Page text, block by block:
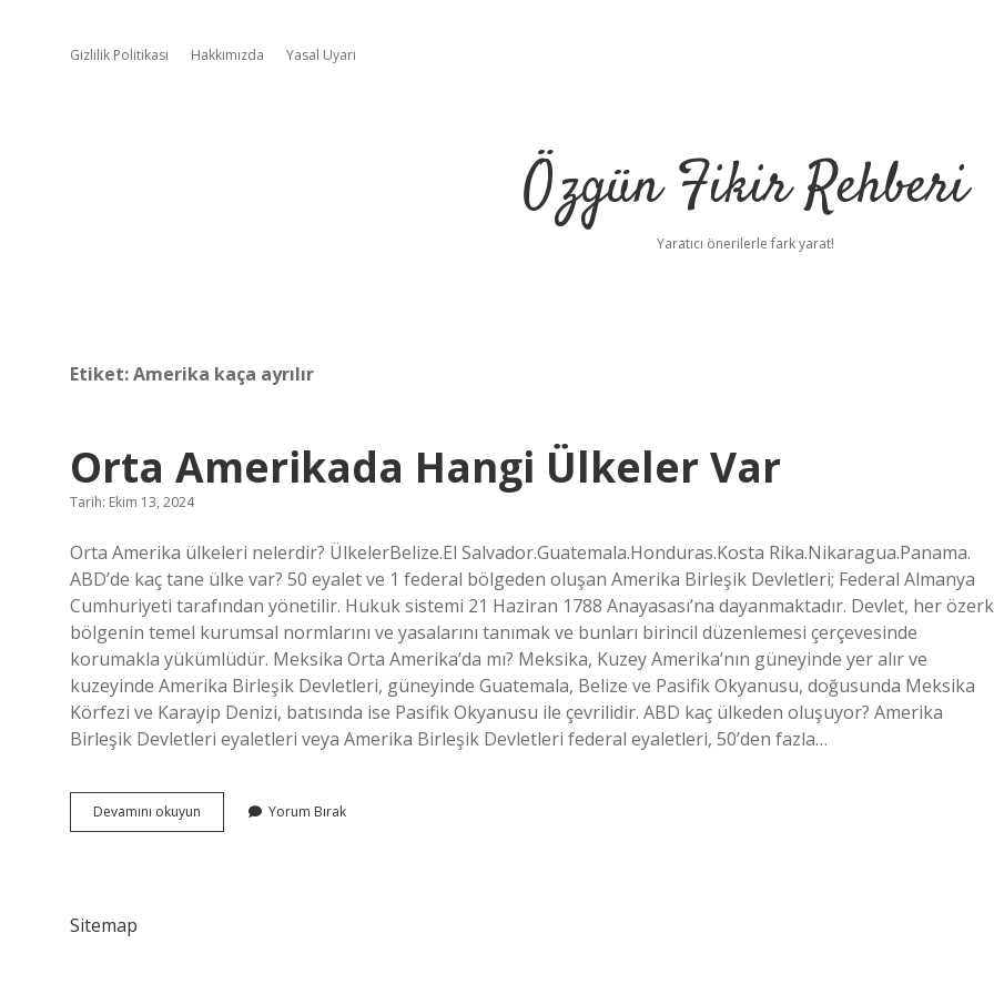
Gizlilik Politikası Hakkımızda Yasal Uyarı
Özgün Fikir Rehberi
Yaratıcı önerilerle fark yarat!
Etiket:Amerika kaça ayrılır
Orta Amerikada Hangi Ülkeler Var
Tarih: Ekim 13, 2024
Orta Amerika ülkeleri nelerdir? ÜlkelerBelize.El Salvador.Guatemala.Honduras.Kosta Rika.Nikaragua.Panama.
ABD’de kaç tane ülke var? 50 eyalet ve 1 federal bölgeden oluşan Amerika Birleşik Devletleri; Federal Almanya
Cumhuriyeti tarafından yönetilir. Hukuk sistemi 21 Haziran 1788 Anayasası’na dayanmaktadır. Devlet, her özerk
bölgenin temel kurumsal normlarını ve yasalarını tanımak ve bunları birincil düzenlemesi çerçevesinde
korumakla yükümlüdür. Meksika Orta Amerika’da mı? Meksika, Kuzey Amerika’nın güneyinde yer alır ve
kuzeyinde Amerika Birleşik Devletleri, güneyinde Guatemala, Belize ve Pasifik Okyanusu, doğusunda Meksika
Körfezi ve Karayip Denizi, batısında ise Pasifik Okyanusu ile çevrilidir. ABD kaç ülkeden oluşuyor? Amerika
Birleşik Devletleri eyaletleri veya Amerika Birleşik Devletleri federal eyaletleri, 50’den fazla…
Devamını okuyun
Amerikada
Yorum Bırak
Sitemap